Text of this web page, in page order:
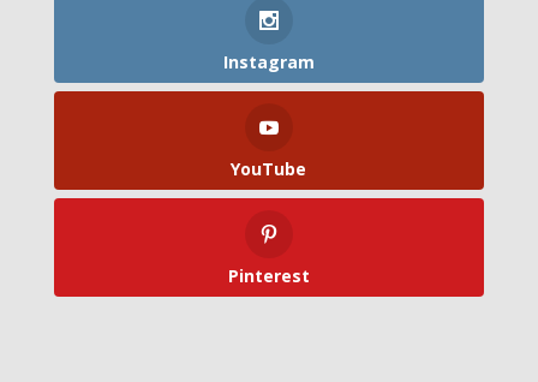
Instagram
YouTube
Pinterest